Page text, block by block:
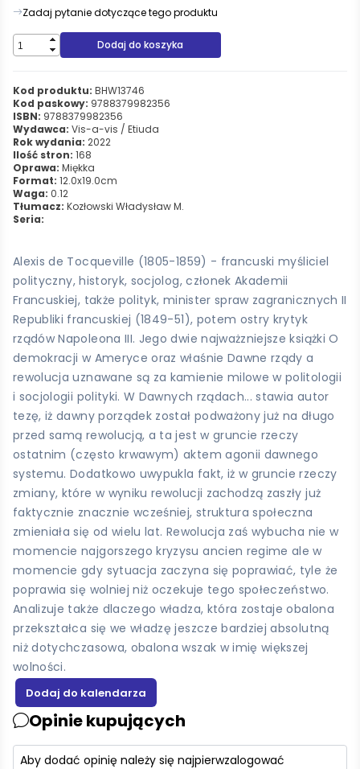
Zadaj pytanie dotyczące tego produktu
Dodaj do koszyka
Kod produktu: BHW13746
Kod paskowy: 9788379982356
ISBN: 9788379982356
Wydawca: Vis-a-vis / Etiuda
Rok wydania: 2022
Ilość stron: 168
Oprawa: Miękka
Format: 12.0x19.0cm
Waga: 0.12
Tłumacz: Kozłowski Władysław M.
Seria:
Alexis de Tocqueville (1805-1859) - francuski myśliciel
polityczny, historyk, socjolog, członek Akademii
Francuskiej, także polityk, minister spraw zagranicznych II
Republiki francuskiej (1849-51), potem ostry krytyk
rządów Napoleona III. Jego dwie najważzniejsze książki O
demokracji w Ameryce oraz właśnie Dawne rządy a
rewolucja uznawane są za kamienie milowe w politologii
i socjologii polityki. W Dawnych rządach... stawia autor
tezę, iż dawny porządek został podważony już na długo
przed samą rewolucją, a ta jest w gruncie rzeczy
ostatnim (często krwawym) aktem agonii dawnego
systemu. Dodatkowo uwypukla fakt, iż w gruncie rzeczy
zmiany, które w wyniku rewolucji zachodzą zaszły już
faktycznie znacznie wcześniej, struktura społeczna
zmieniała się od wielu lat. Rewolucja zaś wybucha nie w
momencie najgorszego kryzysu ancien regime ale w
momencie gdy sytuacja zaczyna się poprawiać, tyle że
poprawia się wolniej niż oczekuje tego społeczeństwo.
Analizuje także dlaczego władza, która zostaje obalona
przekształca się we władzę jeszcze bardziej absolutną
niż dotychczasowa, obalona wszak w imię większej
wolności.
Opinie kupujących
Aby dodać opinię należy się najpierwzalogować